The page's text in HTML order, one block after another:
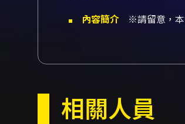
內容簡介 ※請留意，本
【演出時長】
相關人員